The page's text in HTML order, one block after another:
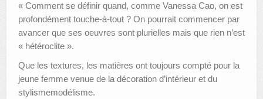
« Comment se définir quand, comme Vanessa Cao, on est
profondément touche-à-tout ? On pourrait commencer par
avancer que ses oeuvres sont plurielles mais que rien n’est
« hétéroclite ».
Que les textures, les matières ont toujours compté pour la
jeune femme venue de la décoration d’intérieur et du
stylismemodélisme.